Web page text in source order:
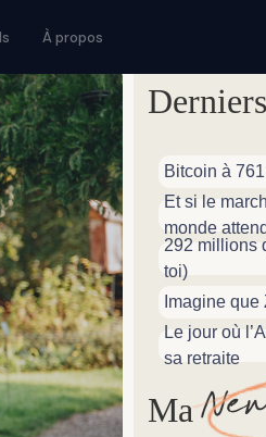
À propos
Bitcoin à
Et si le
monde
292 millions
toi)
Imagine
Le jour où
sa retraite
MaN